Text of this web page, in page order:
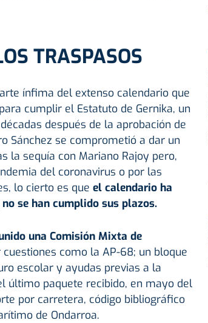
TRASPASOS
ínfima del extenso calendario que
cumplir el Estatuto de Gernika, un
después de la aprobación de
Sánchez se comprometió a dar un
la sequía con Mariano Rajoy pero,
del coronavirus o por las
lo cierto es que el calendario ha
se han cumplido sus plazos.
una Comisión Mixta de
como la AP-68; un bloque
escolar y ayudas previas a la
último paquete recibido, en mayo del
por carretera, código bibliográfico
de Ondarroa.